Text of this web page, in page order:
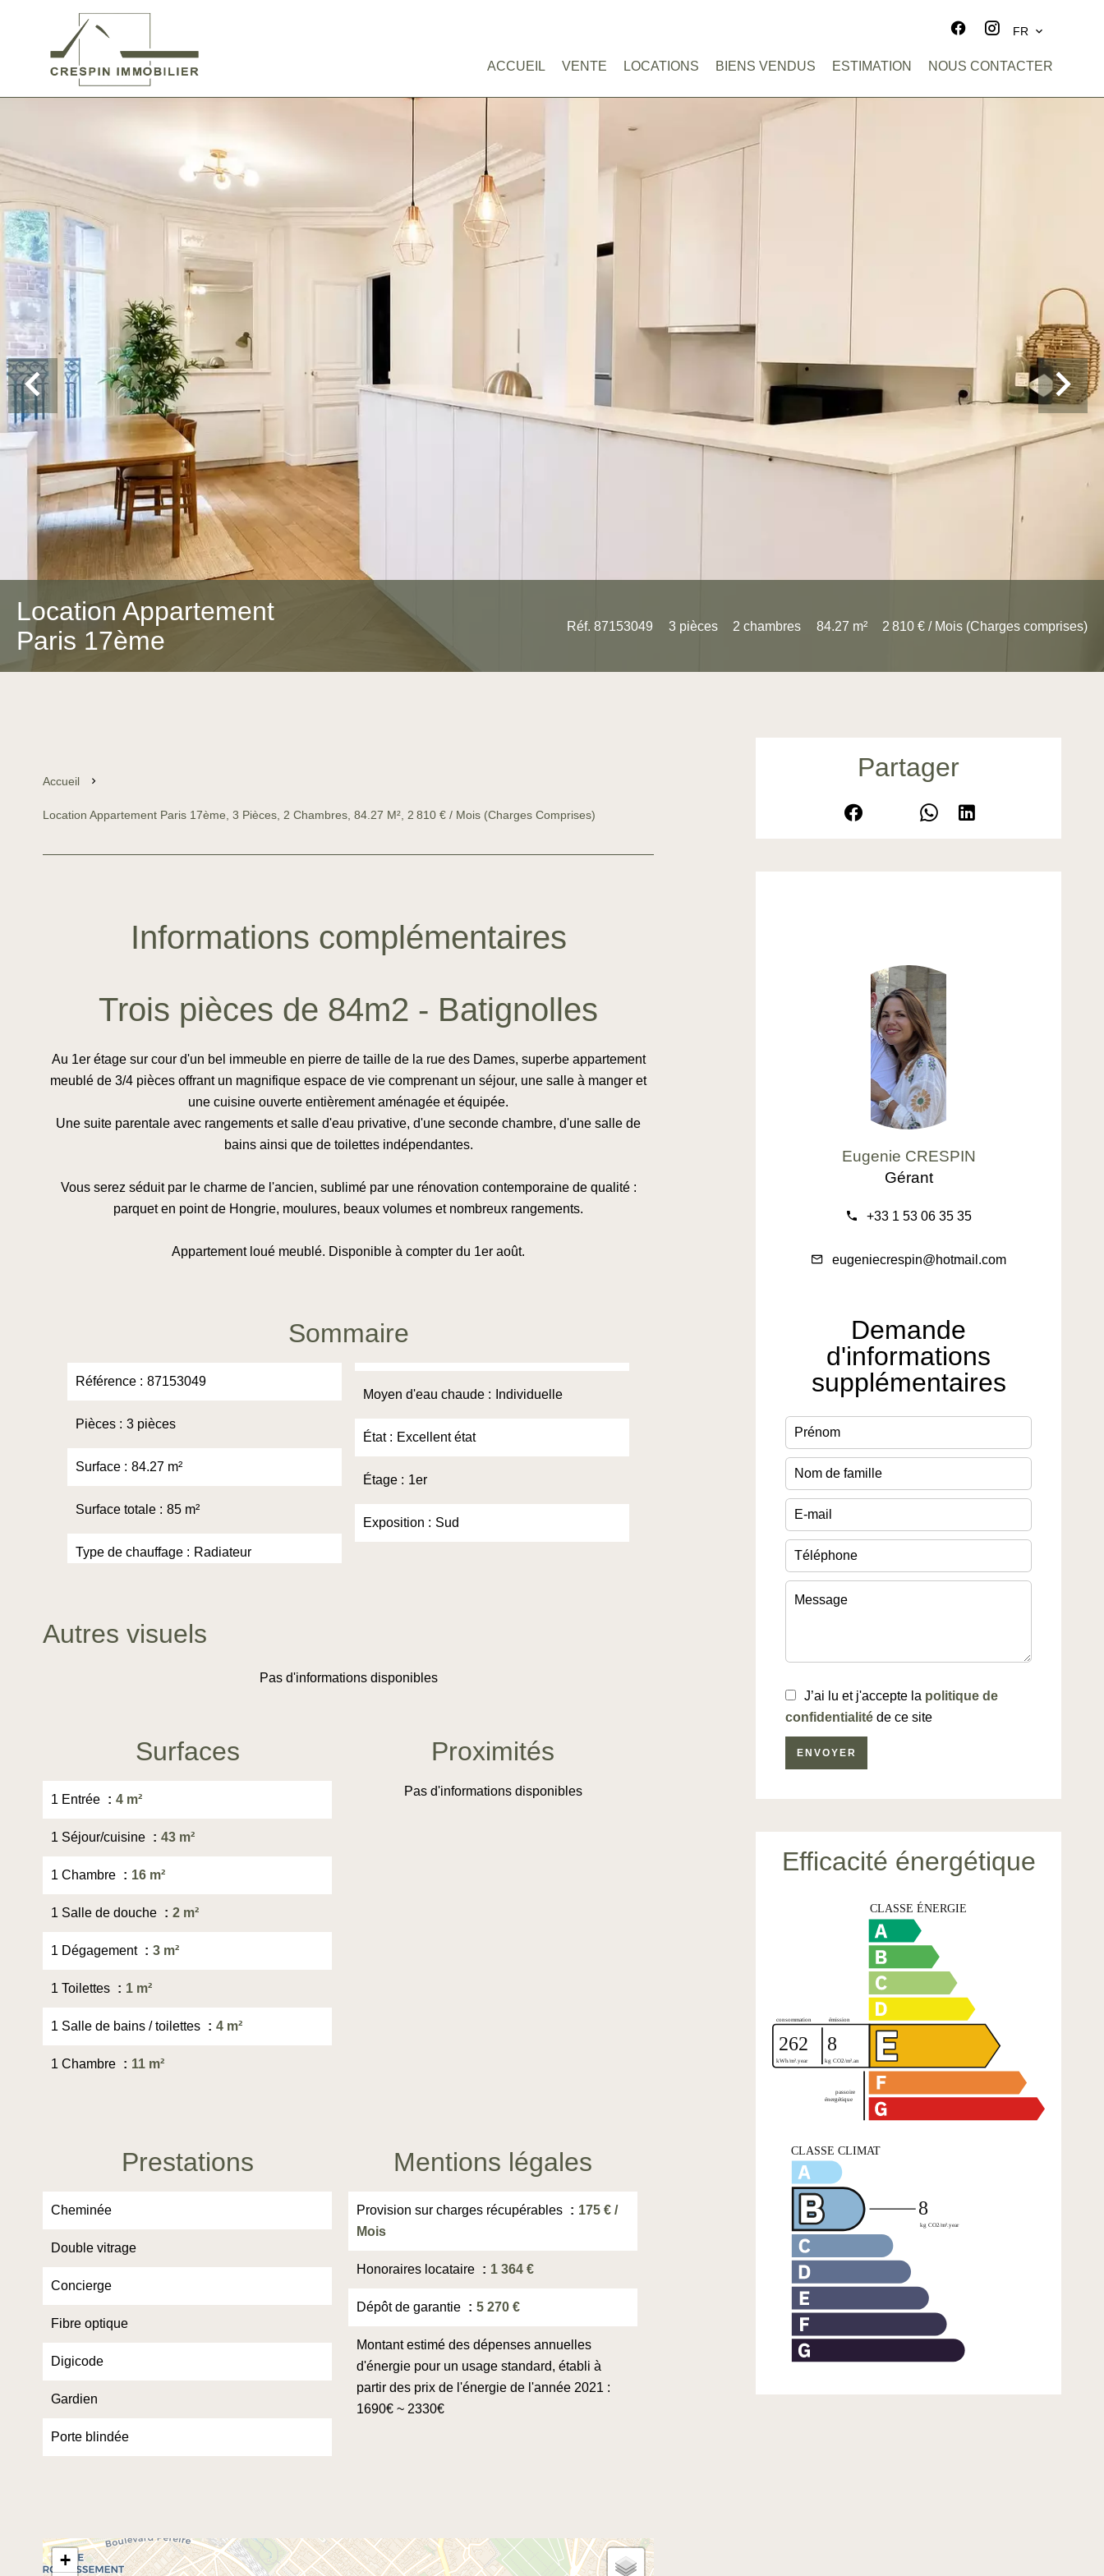
FR
ACCUEIL VENTE LOCATIONS BIENS VENDUS ESTIMATION NOUS CONTACTER
Location Appartement
Paris 17ème
Réf. 87153049 3 pièces 2 chambres 84.27 m² 2 810 € / Mois (Charges comprises)
Accueil
Location Appartement Paris 17ème, 3 Pièces, 2 Chambres, 84.27 M², 2 810 € / Mois (Charges Comprises)
Informations complémentaires
Trois pièces de 84m2 - Batignolles
Au 1er étage sur cour d'un bel immeuble en pierre de taille de la rue des Dames, superbe appartement
meublé de 3/4 pièces offrant un magnifique espace de vie comprenant un séjour, une salle à manger et
une cuisine ouverte entièrement aménagée et équipée.
Une suite parentale avec rangements et salle d'eau privative, d'une seconde chambre, d'une salle de
bains ainsi que de toilettes indépendantes.
Vous serez séduit par le charme de l'ancien, sublimé par une rénovation contemporaine de qualité :
parquet en point de Hongrie, moulures, beaux volumes et nombreux rangements.
Appartement loué meublé. Disponible à compter du 1er août.
Sommaire
Référence 87153049
Pièces 3 pièces
Surface 84.27 m²
Surface totale 85 m²
Type de chauffage Radiateur
Moyen d'eau chaude Individuelle
État Excellent état
Étage 1er
Exposition Sud
Autres visuels
Pas d'informations disponibles
Surfaces
1 Entrée 4 m²
1 Séjour/cuisine 43 m²
1 Chambre 16 m²
1 Salle de douche 2 m²
1 Dégagement 3 m²
1 Toilettes 1 m²
1 Salle de bains / toilettes 4 m²
1 Chambre 11 m²
Proximités
Pas d'informations disponibles
Prestations
Cheminée
Double vitrage
Concierge
Fibre optique
Digicode
Gardien
Porte blindée
Mentions légales
Provision sur charges récupérables
175 € /
Mois
Honoraires locataire 1 364 €
Dépôt de garantie 5 270 €
Montant estimé des dépenses annuelles
d'énergie pour un usage standard, établi à
partir des prix de l'énergie de l'année 2021 :
1690€ ~ 2330€
+
Partager
Eugenie CRESPIN
Gérant
+33 1 53 06 35 35
eugeniecrespin@hotmail.com
Demande
d'informations
supplémentaires
J’ai lu et j'accepte la politique de
confidentialité de ce site
ENVOYER
Efficacité énergétique